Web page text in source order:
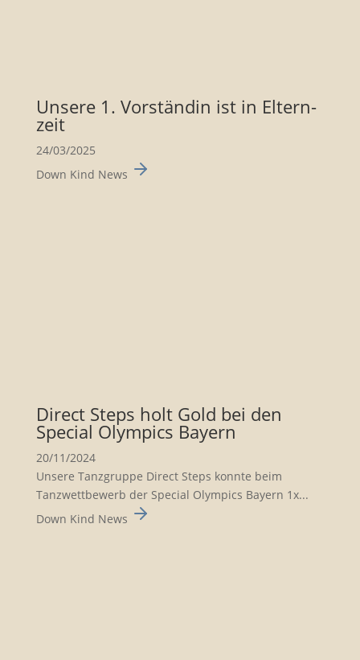
Unsere 1. Vorständin ist in Eltern­
zeit
24/03/2025
Down Kind News
Direct Steps holt Gold bei den
Special Olympics Bayern
20/11/2024
Unsere Tanzgruppe Direct Steps konnte beim
Tanzwett­be­werb der Special Olympics Bayern 1x...
Down Kind News